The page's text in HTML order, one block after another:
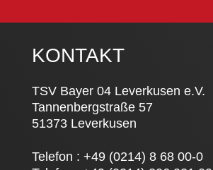
KONTAKT
TSV Bayer 04 Leverkusen e.V.
Tannenbergstraße 57
51373 Leverkusen
Telefon : +49 (0214) 8 68 00-0